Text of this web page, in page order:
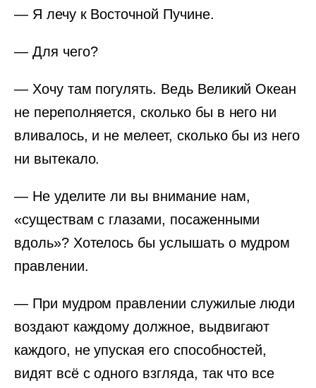
— Я лечу к Восточной Пучине.
— Для чего?
— Хочу там погулять. Ведь Великий Океан
не переполняется, сколько бы в него ни
вливалось, и не мелеет, сколько бы из него
ни вытекало.
— Не уделите ли вы внимание нам,
«существам с глазами, посаженными
вдоль»? Хотелось бы услышать о мудром
правлении.
— При мудром правлении служилые люди
воздают каждому должное, выдвигают
каждого, не упуская его способностей,
видят всё с одного взгляда, так что все